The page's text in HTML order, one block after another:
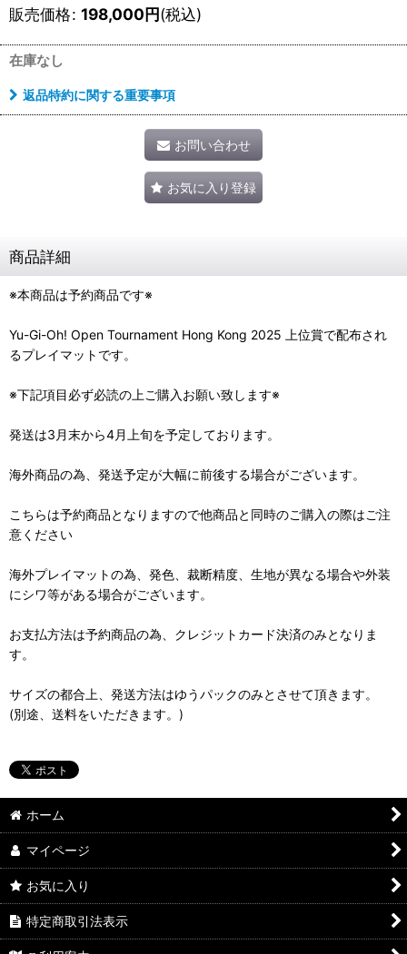
販売価格: 198,000円(税込)
在庫なし
返品特約に関する重要事項
お問い合わせ
お気に入り登録
商品詳細
※本商品は予約商品です※
Yu-Gi-Oh! Open Tournament Hong Kong 2025 上位賞で配布され
るプレイマットです。
※下記項目必ず必読の上ご購入お願い致します※
発送は3月末から4月上旬を予定しております。
海外商品の為、発送予定が大幅に前後する場合がございます。
こちらは予約商品となりますので他商品と同時のご購入の際はご注
意ください
海外プレイマットの為、発色、裁断精度、生地が異なる場合や外装
にシワ等がある場合がございます。
お支払方法は予約商品の為、クレジットカード決済のみとなりま
す。
サイズの都合上、発送方法はゆうパックのみとさせて頂きます。
(別途、送料をいただきます。)
ホーム
マイページ
お気に入り
特定商取引法表示